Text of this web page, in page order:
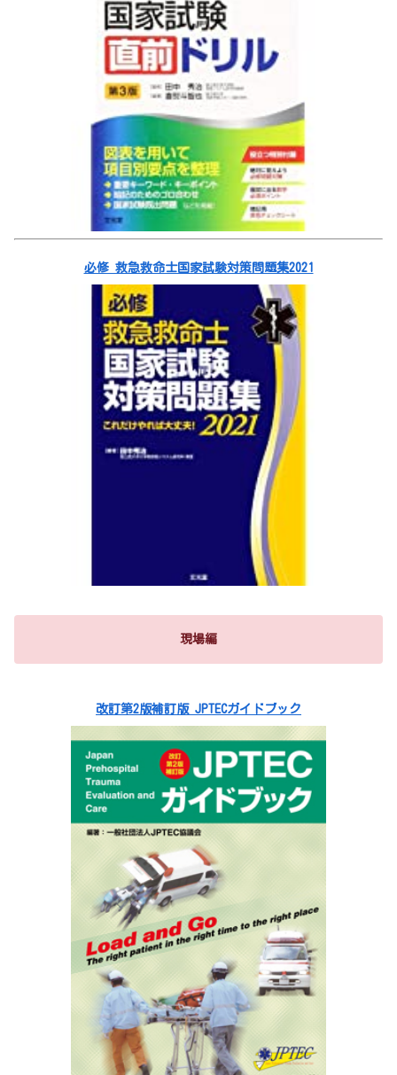
必修 救急救命士国家試験対策問題集2021
現場編
改訂第2版補訂版 JPTECガイドブック